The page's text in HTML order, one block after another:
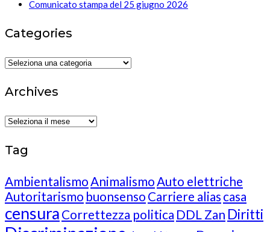
Comunicato stampa del 25 giugno 2026
Categories
Categories
Archives
Archives
Tag
Ambientalismo Animalismo Auto elettriche
Autoritarismo buonsenso Carriere alias casa
censura Correttezza politica DDL Zan Diritti